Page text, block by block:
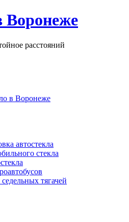
Воронеже
расстояний
в Воронеже
автостекла
стекла
тягачей